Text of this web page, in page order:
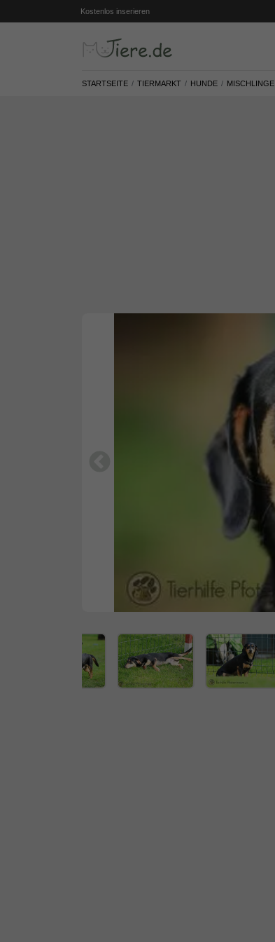
Kostenlos inserieren
STARTSEITE TIERMARKT HUNDE MISCHLINGE